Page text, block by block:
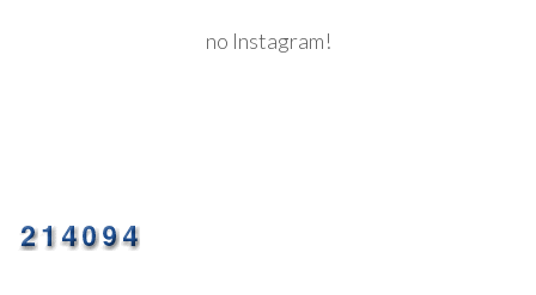
no Instagram!